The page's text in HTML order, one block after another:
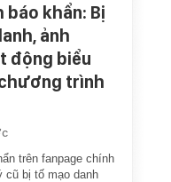
báo khẩn: Bị
ảnh
động biểu
trình
trên fanpage chính
bị tố mạo danh